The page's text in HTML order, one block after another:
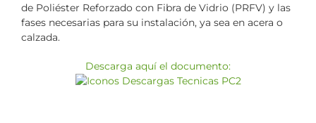
de Poliéster Reforzado con Fibra de Vidrio (PRFV) y las
fases necesarias para su instalación, ya sea en acera o
calzada.
Descarga aquí el documento: